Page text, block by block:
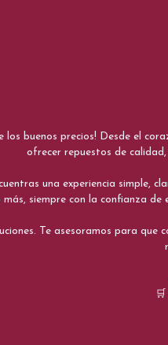
los buenos precios! Desde el
ofrecer repuestos de
una experiencia simple,
más, siempre con la confianza
Te asesoramos para